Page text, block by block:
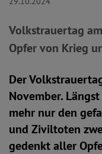
Volkstrauertag
Opfer von Krieg
Der
November.
mehr nur den
und Ziviltoten
gedenkt aller